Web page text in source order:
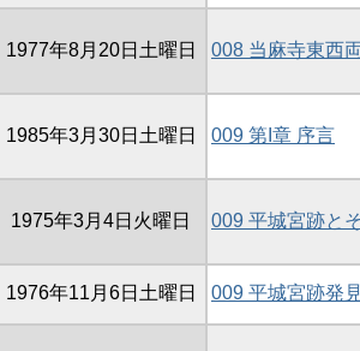
1977年8月20日土曜日 008 当麻寺東西
1985年3月30日土曜日 009 第I章 序言
1975年3月4日火曜日 009 平城宮跡と
1976年11月6日土曜日 009 平城宮跡発